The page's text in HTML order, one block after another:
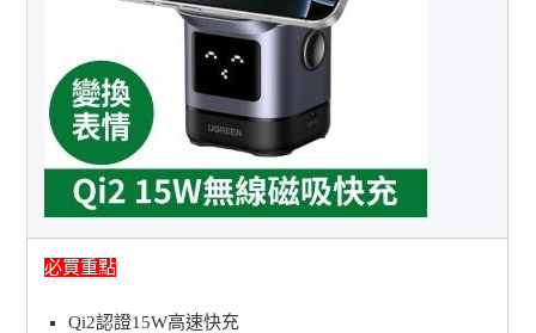
必買重點
Qi2認證15W高速快充